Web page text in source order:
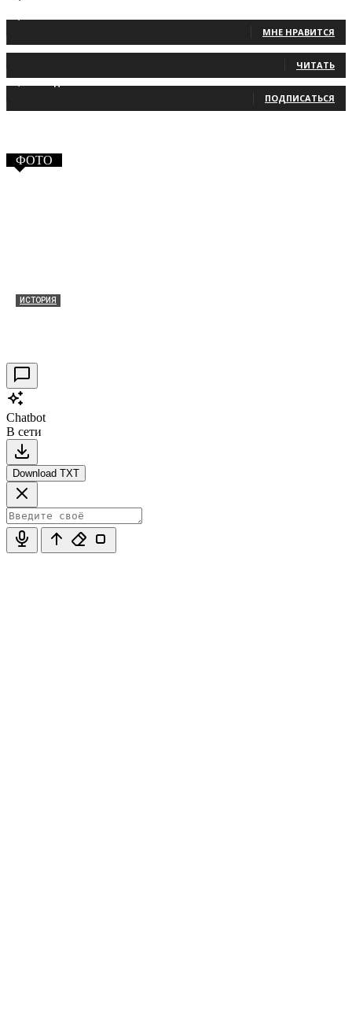
МНЕ НРАВИТСЯ
ЧИТАТЬ
ПОДПИСАТЬСЯ
ФОТО
ИСТОРИЯ
Chatbot
В сети
Download TXT